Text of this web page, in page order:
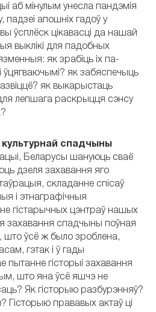
аб мінулым унесла пандэмія
падзеі апошніх гадоў у
ўсплёск цікавасці да нашай
выклікі для падобных
як зрабіць іх па-
ўцягваючымі? як забяспечыць
як выкарыстаць
лепшага раскрыцця сэнсу
культурнай спадчыны
Беларусы шануюць сваё
дзеля захавання яго
складанне спісаў
і этнаграфічныя
гістарычных цэнтраў нашых
захавання спадчыны поўная
што ўсё ж было зроблена,
гэтак і ў гады
пытанне гісторыі захавання
што яна ўсё яшчэ не
Як гісторыю разбурэнняў?
Гісторыю прававых актаў ці